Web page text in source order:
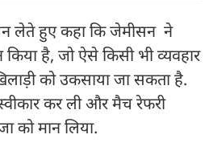
लेते हुए कहा कि जेमीसन ने
है, जो ऐसे किसी भी व्यवहार
को उकसाया जा सकता है.
कर ली और मैच रेफरी
को मान लिया.